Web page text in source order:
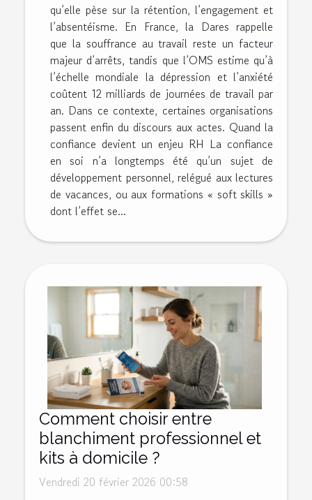
qu’elle pèse sur la rétention, l’engagement et
l’absentéisme. En France, la Dares rappelle
que la souffrance au travail reste un facteur
majeur d’arrêts, tandis que l’OMS estime qu’à
l’échelle mondiale la dépression et l’anxiété
coûtent 12 milliards de journées de travail par
an. Dans ce contexte, certaines organisations
passent enfin du discours aux actes. Quand la
confiance devient un enjeu RH La confiance
en soi n’a longtemps été qu’un sujet de
développement personnel, relégué aux lectures
de vacances, ou aux formations « soft skills »
dont l’effet se...
Comment choisir entre
blanchiment professionnel et
kits à domicile ?
Vendredi 20 février 2026 00:58